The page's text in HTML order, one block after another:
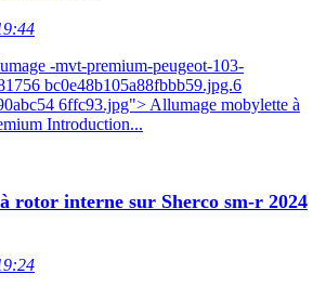
-mvt-premium-peugeot-103-
bc0e48b105a88fbbb59.jpg.6
6ffc93.jpg"> Allumage mobylette à
Introduction...
rotor interne sur Sherco sm-r 2024